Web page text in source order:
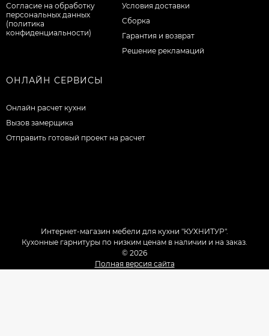
Согласие на обработку
персональных данных
(политика
конфиденциальности)
Условия доставки
Сборка
Гарантия и возврат
Решение рекламаций
ОНЛАЙН СЕРВИСЫ
Онлайн расчет кухни
Вызов замерщика
Отправить готовый проект на расчет
Интернет-магазин мебели для кухни "КУХНИТУР".
Кухонные гарнитуры по низким ценам в наличии и на заказ.
© 2026
Полная версия сайта